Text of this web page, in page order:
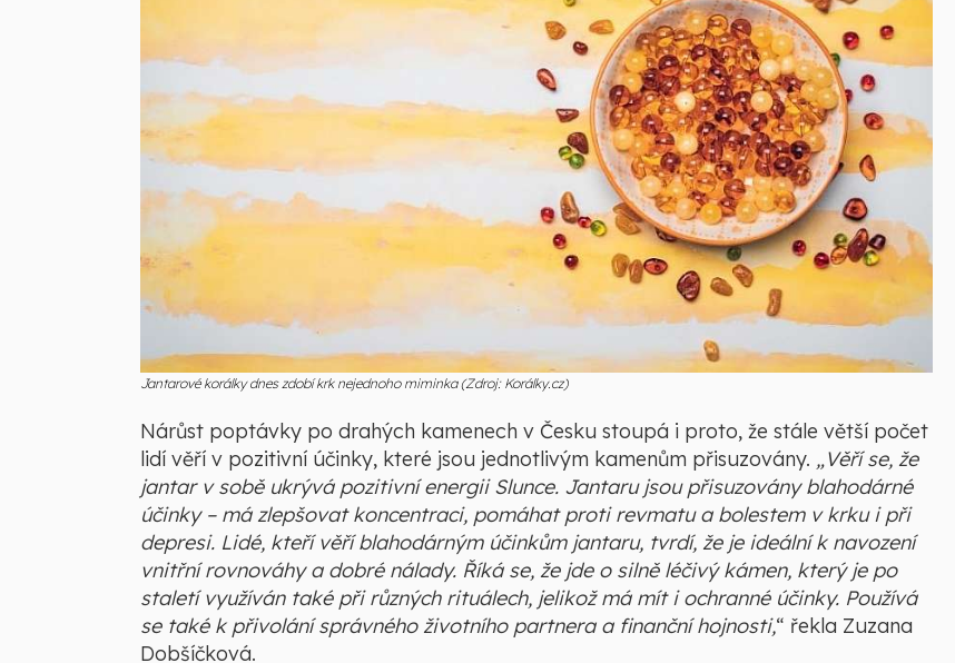
Jantarové korálky dnes zdobí krk nejednoho miminka (Zdroj: Korálky.cz)
Nárůst poptávky po drahých kamenech v Česku stoupá i proto, že stále větší počet
lidí věří v pozitivní účinky, které jsou jednotlivým kamenům přisuzovány. „Věří se, že
jantar v sobě ukrývá pozitivní energii Slunce. Jantaru jsou přisuzovány blahodárné
účinky – má zlepšovat koncentraci, pomáhat proti revmatu a bolestem v krku i při
depresi. Lidé, kteří věří blahodárným účinkům jantaru, tvrdí, že je ideální k navození
vnitřní rovnováhy a dobré nálady. Říká se, že jde o silně léčivý kámen, který je po
staletí využíván také při různých rituálech, jelikož má mít i ochranné účinky. Používá
se také k přivolání správného životního partnera a finanční hojnosti,“ řekla Zuzana
Dobšíčková.